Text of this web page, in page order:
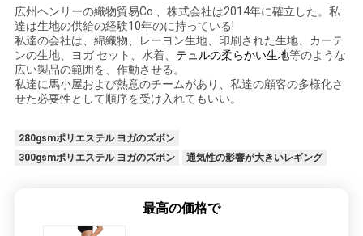
広州ヘンリーの織物貿易Co.、株式会社は2014年に確立した。私
達は生地の供給の経験10年のに持っている!
私達の会社は、綿織物、レーヨン生地、印刷された生地、カーテ
ンの生地、ヨガ セット、水着、 テュルの柔らかい生地等のような
広い製品の範囲を、 作動させる。
私達に馬小屋および熱意のチームがあり、私達の顧客の多様化さ
せた必要性として順序を受け入れてもいい。
280gsmポリエステル ヨガのズボン
300gsmポリエステル ヨガのズボン
通気性の影響が大きいレギング
最高の価格で